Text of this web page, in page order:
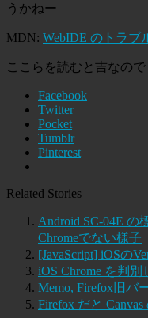
うかねー
MDN: WebIDE のトラブ
ここらを読むと吉なの
Facebook
Twitter
Pocket
Tumblr
Pinterest
Related Stories
Android SC-04E の
Chromeでない様子
[JavaScript] iOSの
iOS Chrome を判別
Memo, Firefox旧バ
Firefox だと